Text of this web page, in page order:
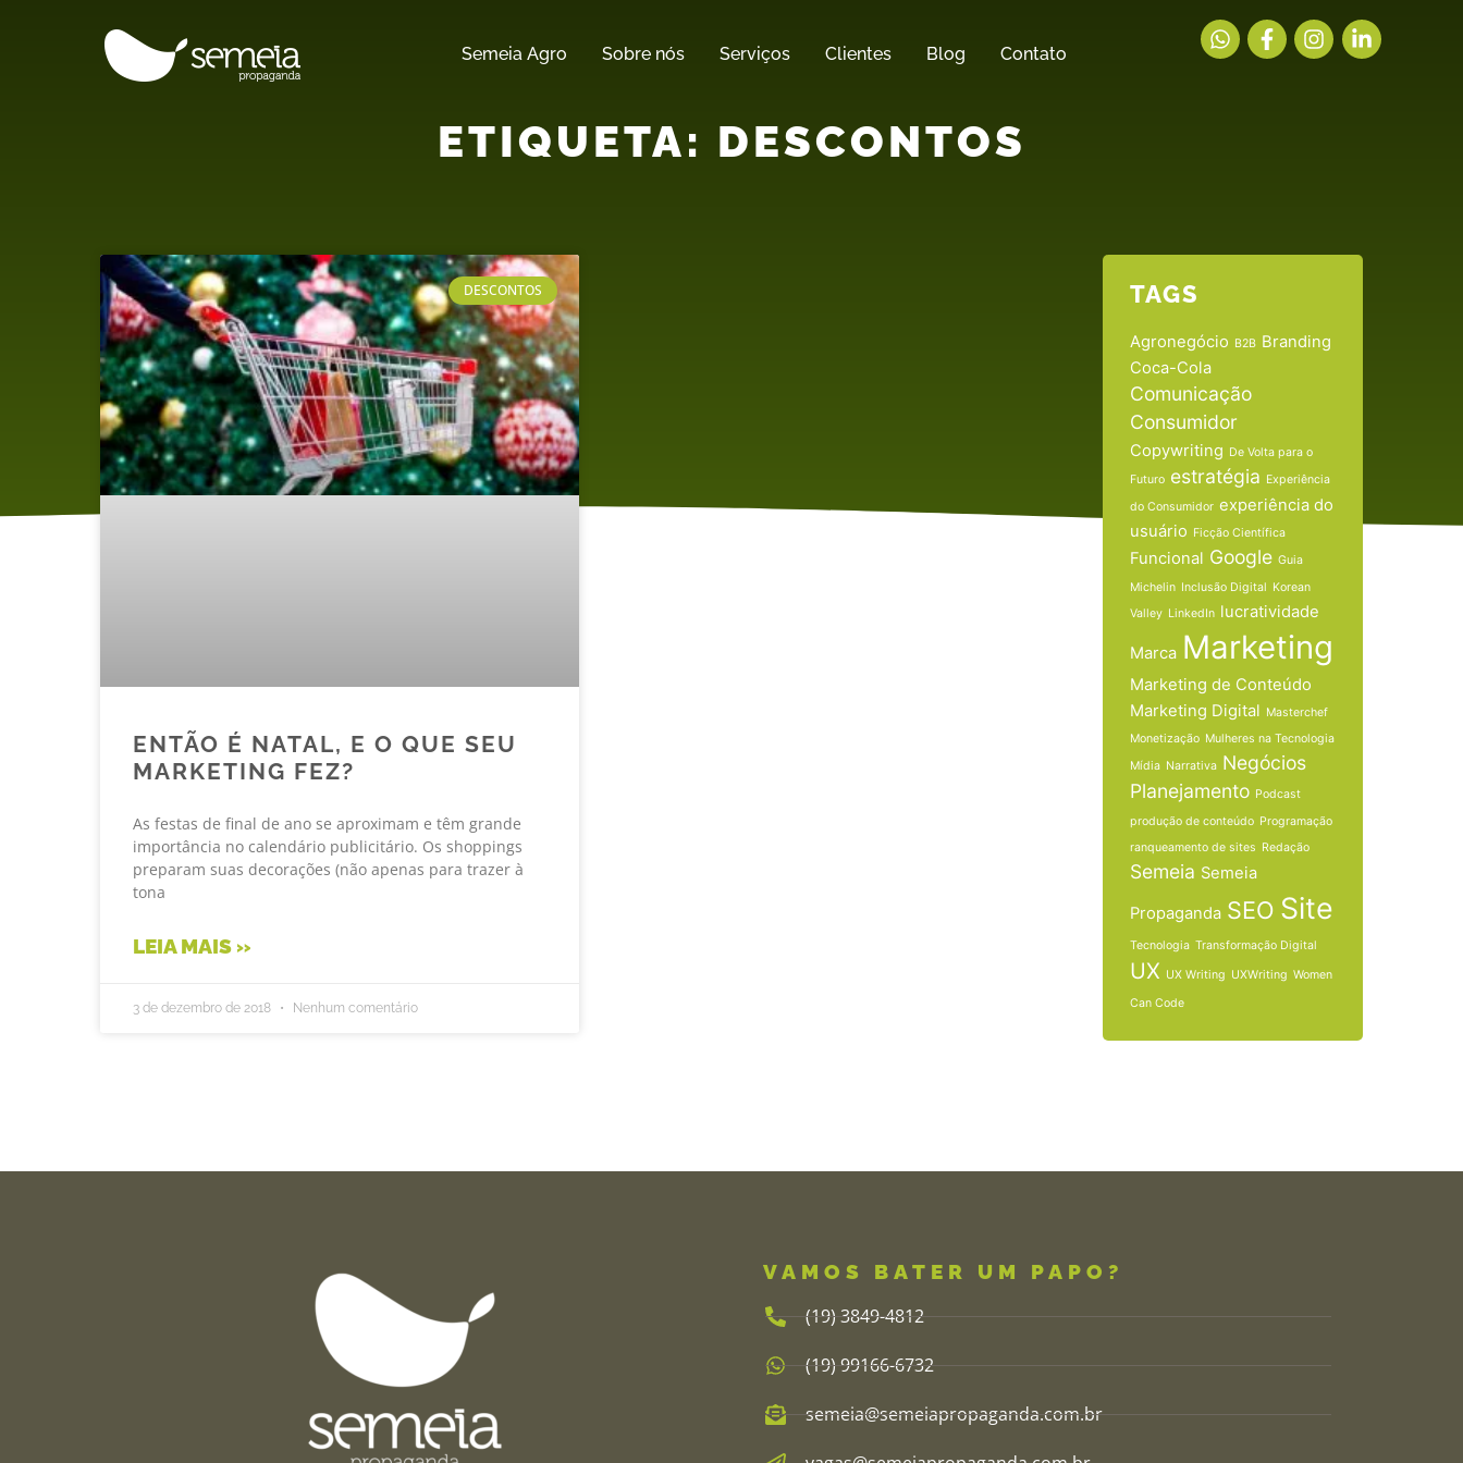
Semeia Agro Sobre nós Serviços Clientes Blog Contato
ETIQUETA: DESCONTOS
DESCONTOS
ENTÃO É NATAL, E O QUE SEU
MARKETING FEZ?
As festas de final de ano se aproximam e têm grande
importância no calendário publicitário. Os shoppings
preparam suas decorações (não apenas para trazer à
tona
LEIA MAIS »
3 de dezembro de 2018 Nenhum comentário
TAGS
Agronegócio B2B Branding
Coca-Cola
Comunicação
Consumidor
Copywriting De Volta para o
Futuro estratégia Experiência
do Consumidor experiência do
usuário Ficção Científica
Funcional Google Guia
Michelin Inclusão Digital Korean
Valley LinkedIn lucratividade
Marca Marketing
Marketing de Conteúdo
Marketing Digital Masterchef
Monetização Mulheres na Tecnologia
Mídia Narrativa Negócios
Planejamento Podcast
produção de conteúdo Programação
ranqueamento de sites Redação
Semeia Semeia
Propaganda SEO Site
Tecnologia Transformação Digital
UX UX Writing UXWriting Women
Can Code
VAMOS BATER UM PAPO?
(19) 3849-4812​
(19) 99166-6732
semeia@semeiapropaganda.com.br​